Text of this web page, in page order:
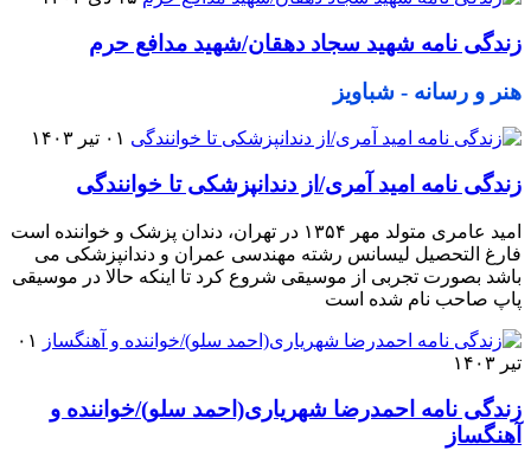
زندگی نامه شهید سجاد دهقان/شهید مدافع حرم
هنر و رسانه - شباویز
۰۱ تیر ۱۴۰۳
زندگی نامه امید آمری/از دندانپزشکی تا خوانندگی
امید عامری متولد مهر ۱۳۵۴ در تهران، دندان پزشک و خواننده است
فارغ التحصیل لیسانس رشته مهندسی عمران و دندانپزشکی می
باشد بصورت تجربی از موسیقی شروع کرد تا اینکه حالا در موسیقی
پاپ صاحب نام شده است
۰۱
تیر ۱۴۰۳
زندگی نامه احمدرضا شهریاری(احمد سلو)/خواننده و
آهنگساز